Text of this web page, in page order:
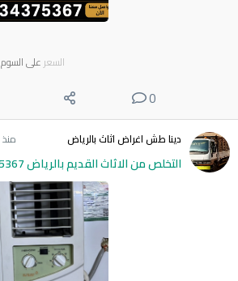
السعر على السوم
0
دينا طش اغراض اثاث بالرياض منذ 52 دقيقة
التخلص من الاثاث القديم بالرياض 0534375367